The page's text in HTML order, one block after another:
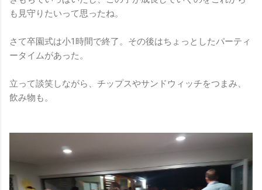
も見守りたいって思ったね。
さて卒園式は小1時間で終了。その後はちょっとしたパーティ
ータイムがあった。
立って談笑しながら、チップスやサンドウィッチをつまみ、
飲み物も。